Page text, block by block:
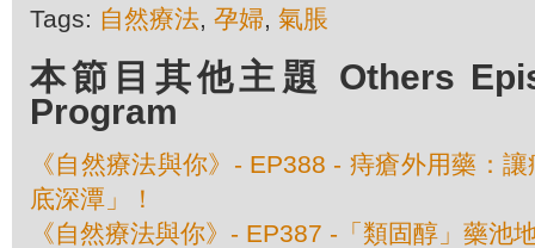
Tags: 自然療法, 孕婦, 氣脹
本節目其他主題 Others
Program
《自然療法與你》- EP388 - 痔瘡外用藥：
底深潭」！
《自然療法與你》- EP387 -「類固醇」藥池